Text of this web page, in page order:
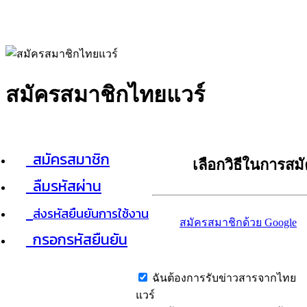
สมัครสมาชิกไทยแวร์
สมัครสมาชิก
ลืมรหัสผ่าน
ส่งรหัสยืนยันการใช้งาน
กรอกรหัสยืนยัน
เลือกวิธีในการส
สมัครสมาชิกด้วย Google
ฉันต้องการรับข่าวสารจากไทย
แวร์